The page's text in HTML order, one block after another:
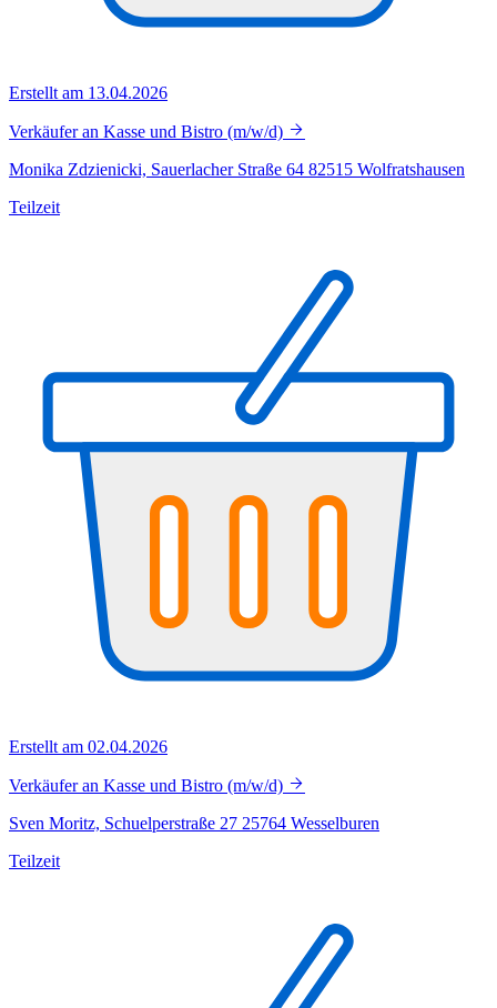
Erstellt am 13.04.2026
Verkäufer an Kasse und Bistro (m/w/d)
Monika Zdzienicki, Sauerlacher Straße 64 82515 Wolfratshausen
Teilzeit
Erstellt am 02.04.2026
Verkäufer an Kasse und Bistro (m/w/d)
Sven Moritz, Schuelperstraße 27 25764 Wesselburen
Teilzeit